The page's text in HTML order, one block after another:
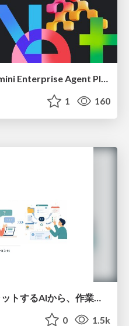
AI ネイティブな組織に Gemini Enterprise Agent Platform がなぜ必要なのか
1 160
0 1.5k